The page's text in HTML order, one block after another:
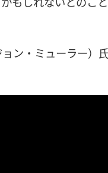
ン・ミューラー）